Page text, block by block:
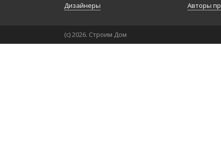
Дизайнеры
Авторы
(с) 2026. Строим Дом